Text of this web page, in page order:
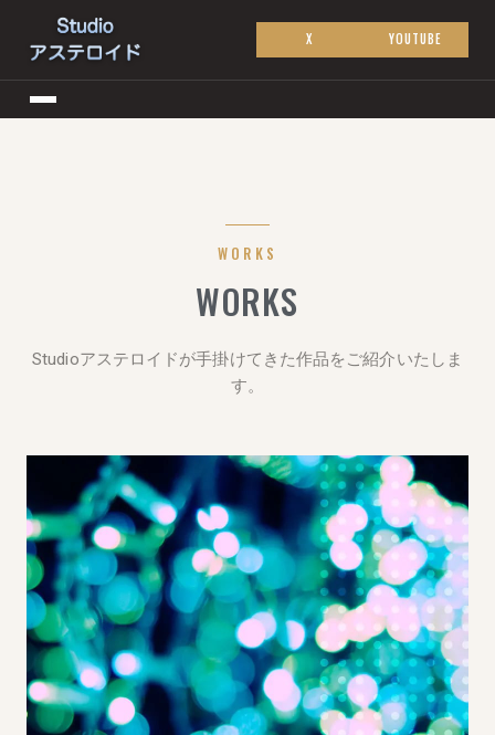
X YOUTUBE
WORKS
WORKS
Studioアステロイドが手掛けてきた作品をご紹介いたしま
す。